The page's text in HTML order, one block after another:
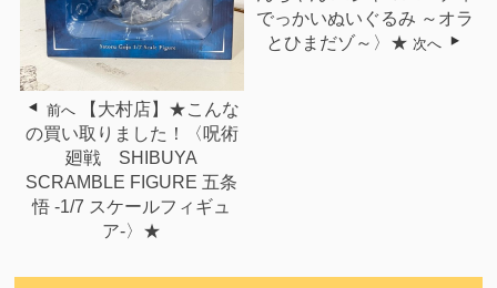
前へ
【大村店】★こんな
の買い取りました！〈呪術
廻戦 SHIBUYA
SCRAMBLE FIGURE 五条
悟 -1/7 スケールフィギュ
ア-〉★
でっかいぬいぐるみ ～オラ
とひまだゾ～〉★ 次へ